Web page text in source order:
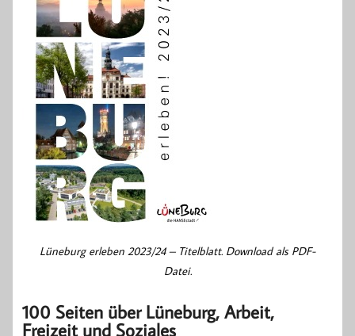
Lüneburg erleben 2023/24 – Titelblatt. Download als PDF-
Datei.
100 Seiten über Lüneburg, Arbeit,
Freizeit und Soziales